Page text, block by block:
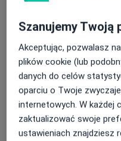
Konsultacja
Od 200 zł Szczegóły
Konsultacja
300 zł Szczegóły
Szanujemy Twoją
Akceptując, pozwalasz
plików cookie (lub
danych do celów
oparciu o Twoje
internetowych. W każdej
zaktualizować swoje
ustawieniach znajdziesz